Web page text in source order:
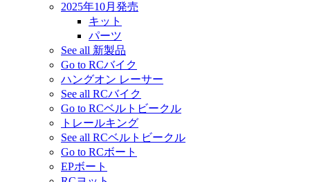
2025年10月発売
キット
パーツ
See all 新製品
Go to RCバイク
ハングオン レーサー
See all RCバイク
Go to RCベルトビークル
トレールキング
See all RCベルトビークル
Go to RCボート
EPボート